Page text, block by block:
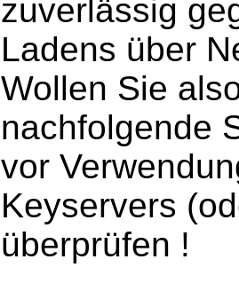
zuverlässig
Ladens über
Wollen Sie
nachfolgende
vor
Keyservers
überprüfen !